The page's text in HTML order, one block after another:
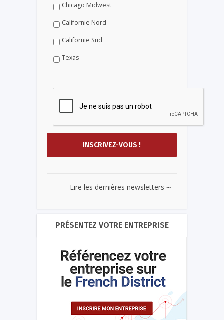
Chicago Midwest
Californie Nord
Californie Sud
Texas
Lire les dernières newsletters ...
PRÉSENTEZ VOTRE ENTREPRISE